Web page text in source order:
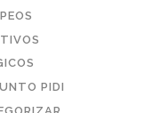
PIDI